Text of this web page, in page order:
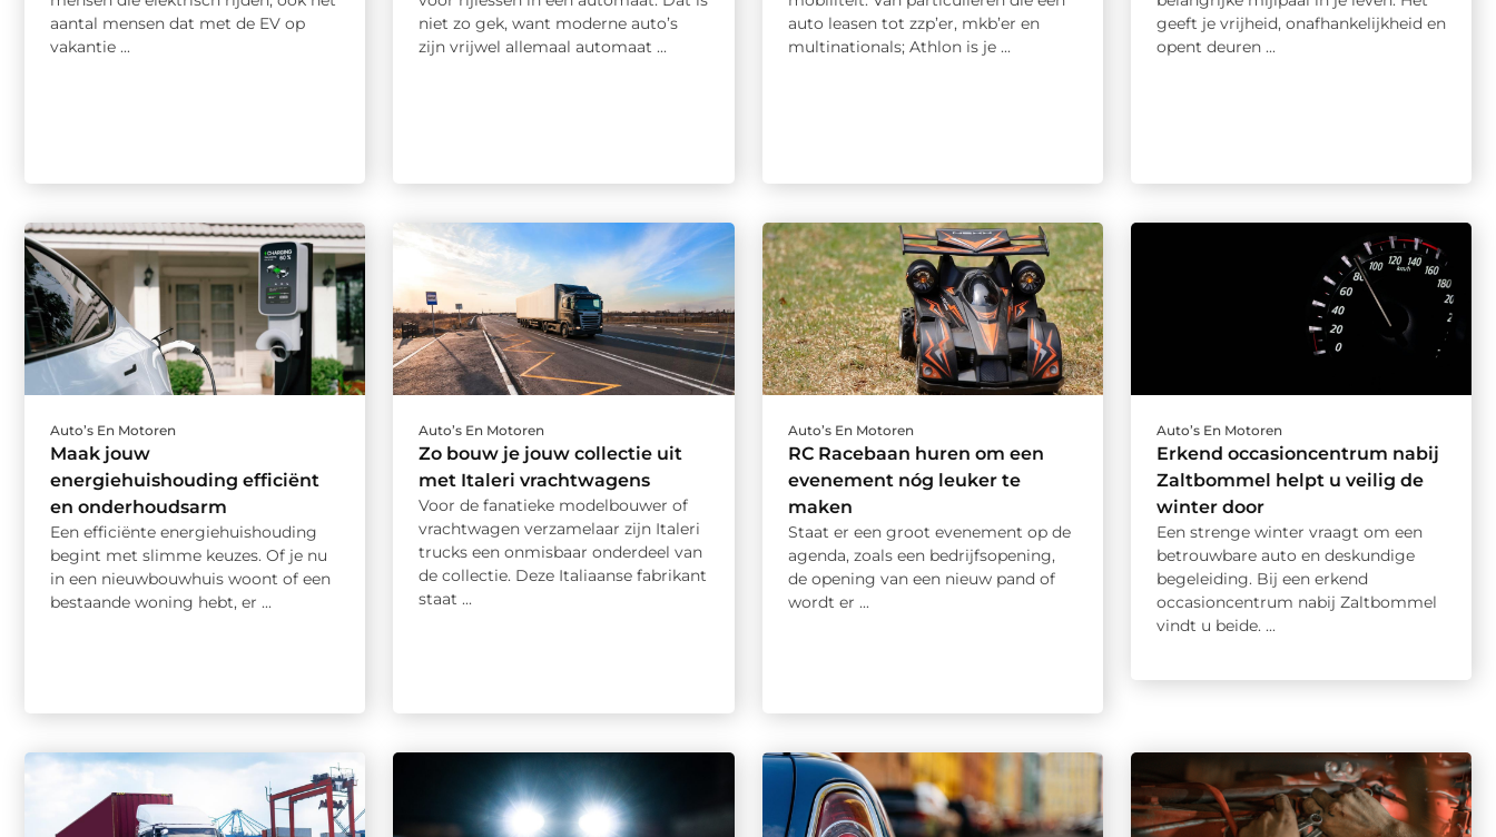
aantal mensen dat met de EV op
vakantie ...
niet zo gek, want moderne auto’s
zijn vrijwel allemaal automaat ...
auto leasen tot zzp’er, mkb’er en
multinationals; Athlon is je ...
geeft je vrijheid, onafhankelijkheid en
opent deuren ...
Auto’s En Motoren
Maak jouw
energiehuishouding efficiënt
en onderhoudsarm
Een efficiënte energiehuishouding
begint met slimme keuzes. Of je nu
in een nieuwbouwhuis woont of een
bestaande woning hebt, er ...
Auto’s En Motoren
Zo bouw je jouw collectie uit
met Italeri vrachtwagens
Voor de fanatieke modelbouwer of
vrachtwagen verzamelaar zijn Italeri
trucks een onmisbaar onderdeel van
de collectie. Deze Italiaanse fabrikant
staat ...
Auto’s En Motoren
RC Racebaan huren om een
evenement nóg leuker te
maken
Staat er een groot evenement op de
agenda, zoals een bedrijfsopening,
de opening van een nieuw pand of
wordt er ...
Auto’s En Motoren
Erkend occasioncentrum nabij
Zaltbommel helpt u veilig de
winter door
Een strenge winter vraagt om een
betrouwbare auto en deskundige
begeleiding. Bij een erkend
occasioncentrum nabij Zaltbommel
vindt u beide. ...